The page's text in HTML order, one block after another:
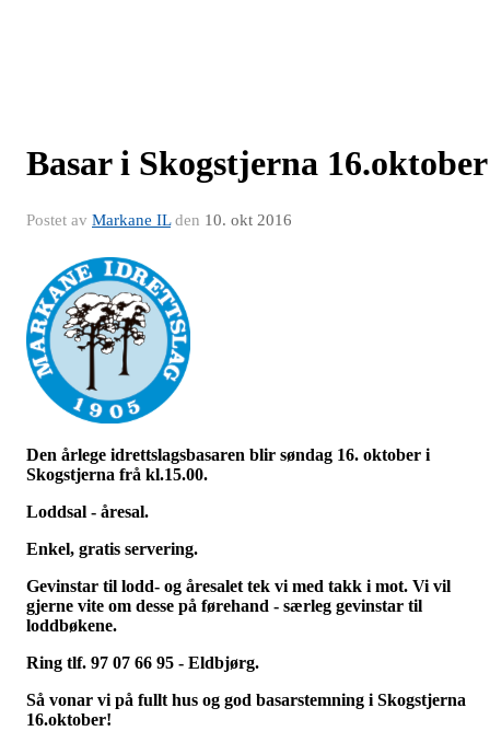
Basar i Skogstjerna 16.oktober
Postet av Markane ILden 10. okt 2016
Den årlege idrettslagsbasaren blir søndag 16. oktober i
Skogstjerna frå kl.15.00.
Loddsal - åresal.
Enkel, gratis servering.
Gevinstar til lodd- og åresalet tek vi med takk i mot. Vi vil
gjerne vite om desse på førehand - særleg gevinstar til
loddbøkene.
Ring tlf. 97 07 66 95 - Eldbjørg.
Så vonar vi på fullt hus og god basarstemning i Skogstjerna
16.oktober!